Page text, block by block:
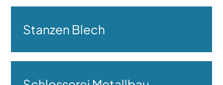
Stanzen Blech